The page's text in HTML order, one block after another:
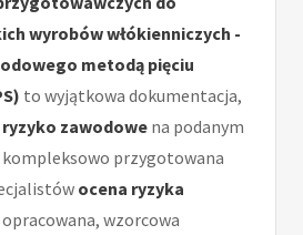
wyrobów włókienniczych -
metodą pięciu
to wyjątkowa dokumentacja,
ryzyko zawodowe na podanym
przygotowana
ocena ryzyka
wzorcowa